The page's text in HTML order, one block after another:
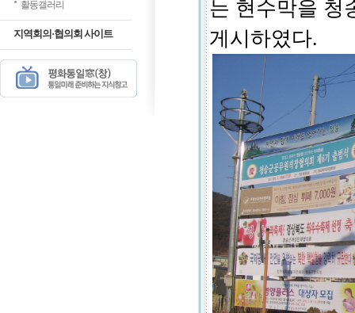
활동갤러리
지역회의·협의회 사이트
는 현수막을 청
게시하였다.